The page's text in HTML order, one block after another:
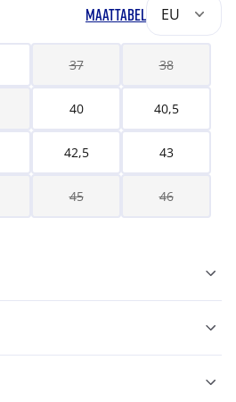
MAATTABEL EU
37 38
40 40,5
42,5 43
45 46